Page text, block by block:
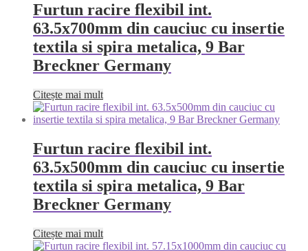
Furtun racire flexibil int.
63.5x700mm din cauciuc cu insertie
textila si spira metalica, 9 Bar
Breckner Germany
Citește mai mult
Furtun racire flexibil int.
63.5x500mm din cauciuc cu insertie
textila si spira metalica, 9 Bar
Breckner Germany
Citește mai mult